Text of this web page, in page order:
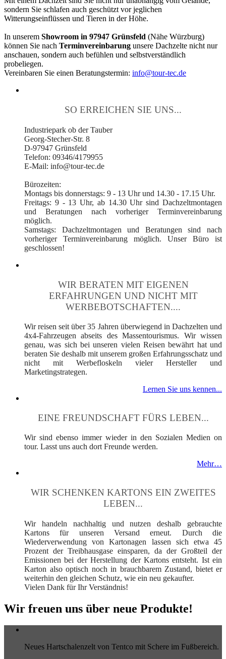
sondern Sie schlafen auch geschützt vor jeglichen
Witterungseinflüssen und Tieren in der Höhe.
In unserem Showroom in 97947 Grünsfeld (Nähe Würzburg)
können Sie nach Terminvereinbarung unsere Dachzelte nicht nur
anschauen, sondern auch befühlen und selbstverständlich
probeliegen.
Vereinbaren Sie einen Beratungstermin: info@tour-tec.de
SO ERREICHEN SIE UNS...
Industriepark ob der Tauber
Georg-Stecher-Str. 8
D-97947 Grünsfeld
Telefon: 09346/4179955
E-Mail: info@tour-tec.de
Bürozeiten:
Montags bis donnerstags: 9 - 13 Uhr und 14.30 - 17.15 Uhr.
Freitags: 9 - 13 Uhr, ab 14.30 Uhr sind Dachzeltmontagen
und Beratungen nach vorheriger Terminvereinbarung
möglich.
Samstags: Dachzeltmontagen und Beratungen sind nach
vorheriger Terminvereinbarung möglich. Unser Büro ist
geschlossen!
WIR BERATEN MIT EIGENEN
ERFAHRUNGEN UND NICHT MIT
WERBEBOTSCHAFTEN....
Wir reisen seit über 35 Jahren überwiegend in Dachzelten und
4x4-Fahrzeugen abseits des Massentourismus. Wir wissen
genau, was sich bei unseren vielen Reisen bewährt hat und
beraten Sie deshalb mit unserem großen Erfahrungsschatz und
nicht mit Werbefloskeln vieler Hersteller und
Marketingstrategen.
Lernen Sie uns kennen...
EINE FREUNDSCHAFT FÜRS LEBEN...
Wir sind ebenso immer wieder in den Sozialen Medien on
tour. Lasst uns auch dort Freunde werden.
Mehr…
WIR SCHENKEN KARTONS EIN ZWEITES
LEBEN...
Wir handeln nachhaltig und nutzen deshalb gebrauchte
Kartons für unseren Versand erneut. Durch die
Wiederverwendung von Kartonagen lassen sich etwa 45
Prozent der Treibhausgase einsparen, da der Großteil der
Emissionen bei der Herstellung der Kartons entsteht. Ist ein
Karton also optisch noch in brauchbarem Zustand, bietet er
weiterhin den gleichen Schutz, wie ein neu gekaufter.
Vielen Dank für Ihr Verständnis!
Wir freuen uns über neue Produkte!
Neues Hartschalenzelt von Tentco mit Schere im Fußbereich.